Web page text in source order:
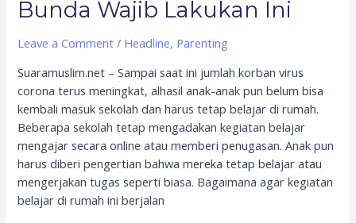
Bunda Wajib Lakukan Ini
Leave a Comment / Headline, Parenting
Suaramuslim.net – Sampai saat ini jumlah korban virus
corona terus meningkat, alhasil anak-anak pun belum bisa
kembali masuk sekolah dan harus tetap belajar di rumah.
Beberapa sekolah tetap mengadakan kegiatan belajar
mengajar secara online atau memberi penugasan. Anak pun
harus diberi pengertian bahwa mereka tetap belajar atau
mengerjakan tugas seperti biasa. Bagaimana agar kegiatan
belajar di rumah ini berjalan